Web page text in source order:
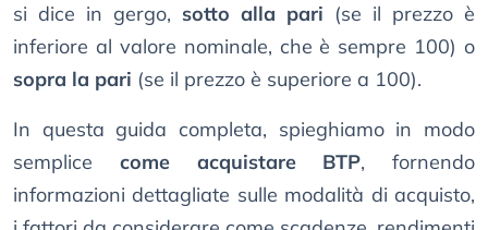
si dice in gergo, sotto alla pari (se il prezzo è
inferiore al valore nominale, che è sempre 100) o
sopra la pari (se il prezzo è superiore a 100).
In questa guida completa, spieghiamo in modo
semplice come acquistare BTP, fornendo
informazioni dettagliate sulle modalità di acquisto,